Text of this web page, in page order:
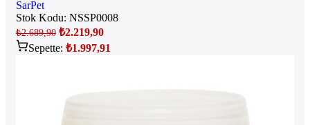
SarPet
Stok Kodu: NSSP0008
₺2.689,90 ₺2.219,90
Sepette: ₺1.997,91